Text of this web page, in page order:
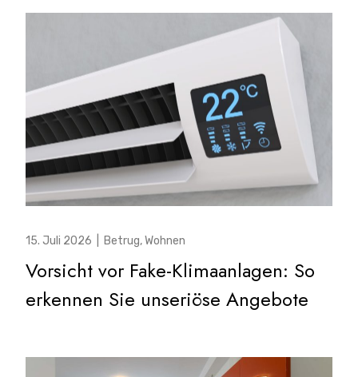
15. Juli 2026 Betrug,Wohnen
Vorsicht vor Fake-Klimaanlagen: So
erkennen Sie unseriöse Angebote